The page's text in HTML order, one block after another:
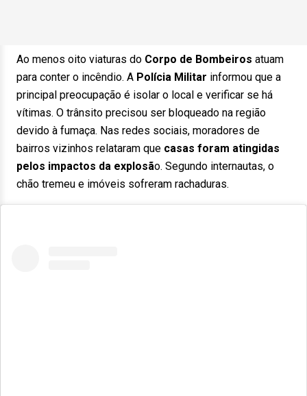
Ao menos oito viaturas do Corpo de Bombeiros atuam
para conter o incêndio. A Polícia Militar informou que a
principal preocupação é isolar o local e verificar se há
vítimas. O trânsito precisou ser bloqueado na região
devido à fumaça. Nas redes sociais, moradores de
bairros vizinhos relataram que casas foram atingidas
pelos impactos da explosão. Segundo internautas, o
chão tremeu e imóveis sofreram rachaduras.